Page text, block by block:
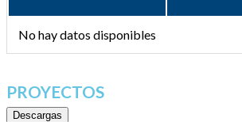
No hay datos disponibles
PROYECTOS
Descargas